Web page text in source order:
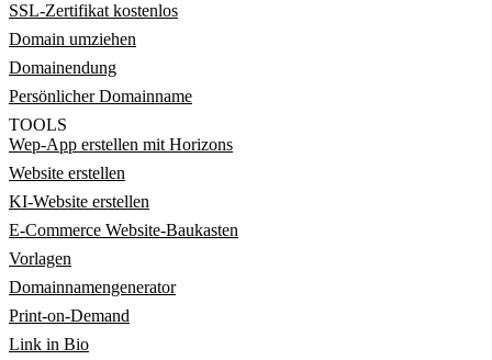
SSL-Zertifikat kostenlos
Domain umziehen
Domainendung
Persönlicher Domainname
TOOLS
Wep-App erstellen mit Horizons
Website erstellen
KI-Website erstellen
E-Commerce Website-Baukasten
Vorlagen
Domainnamengenerator
Print-on-Demand
Link in Bio